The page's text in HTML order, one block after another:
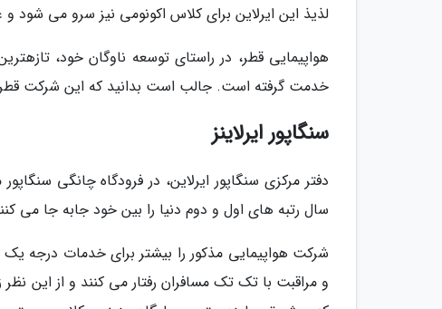
لذیذ این ایرلاین برای کلاس اکونومی نیز سرو می شود
خدمت گرفته است. جالب است بدانید که این شرکت قطری توانست،
سنگاپور ایرلاینز
دفتر مرکزی سنگاپور ایرلاین، در فرودگاه چانگی
سال رتبه های اول و دوم دنیا را بین خود جابه جا می
شرکت هواپیمایی مذکور را بیشتر برای خدمات درجه
و مراقبت با تک تک مسافران رفتار می کنند و از این